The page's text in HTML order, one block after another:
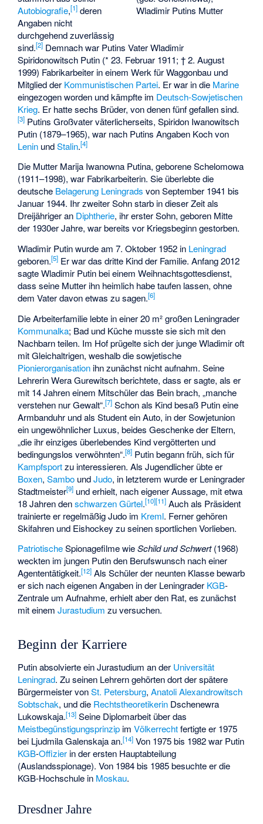
Wladimir Putins Mutter
Autobiografie,[1] deren
Angaben nicht
durchgehend zuverlässig
sind.[2] Demnach war Putins Vater Wladimir
Spiridonowitsch Putin (* 23. Februar 1911; † 2. August
1999) Fabrikarbeiter in einem Werk für Waggonbau und
Mitglied der Kommunistischen Partei. Er war in die Marine
eingezogen worden und kämpfte im Deutsch-Sowjetischen
Krieg. Er hatte sechs Brüder, von denen fünf gefallen sind.
[3] Putins Großvater väterlicherseits, Spiridon Iwanowitsch
Putin (1879–1965), war nach Putins Angaben Koch von
Lenin undStalin.[4]
Die Mutter Marija Iwanowna Putina, geborene Schelomowa
(1911–1998), war Fabrikarbeiterin. Sie überlebte die
deutsche Belagerung Leningrads von September 1941 bis
Januar 1944. Ihr zweiter Sohn starb in dieser Zeit als
Dreijähriger an Diphtherie, ihr erster Sohn, geboren Mitte
der 1930er Jahre, war bereits vor Kriegsbeginn gestorben.
Wladimir Putin wurde am 7. Oktober 1952 in Leningrad
geboren.[5] Er war das dritte Kind der Familie. Anfang 2012
sagte Wladimir Putin bei einem Weihnachtsgottesdienst,
dass seine Mutter ihn heimlich habe taufen lassen, ohne
dem Vater davon etwas zu sagen.[6]
Die Arbeiterfamilie lebte in einer 20 m² großen Leningrader
Kommunalka; Bad und Küche musste sie sich mit den
Nachbarn teilen. Im Hof prügelte sich der junge Wladimir oft
mit Gleichaltrigen, weshalb die sowjetische
Pionierorganisation ihn zunächst nicht aufnahm. Seine
LehrerinWera Gurewitschberichtete, dass er sagte, als er
mit 14 Jahren einem Mitschüler das Bein brach, „manche
verstehen nur Gewalt“.[7] Schon als Kind besaß Putin eine
Armbanduhr und als Student ein Auto, in der Sowjetunion
ein ungewöhnlicher Luxus, beides Geschenke der Eltern,
„die ihr einziges überlebendes Kind vergötterten und
bedingungslos verwöhnten“.[8] Putin begann früh, sich für
Kampfsportzu interessieren. Als Jugendlicher übte er
Boxen,Sambo undJudo, in letzterem wurde er Leningrader
Stadtmeister[9] und erhielt, nach eigener Aussage, mit etwa
18 Jahren denschwarzen Gürtel.[10][11] Auch als Präsident
trainierte er regelmäßig Judo im Kreml. Ferner gehören
Skifahren und Eishockey zu seinen sportlichen Vorlieben.
PatriotischeSpionagefilme wieSchild und Schwert(1968)
weckten im jungen Putin den Berufswunsch nach einer
Agententätigkeit.[12] Als Schüler der neunten Klasse bewarb
er sich nach eigenen Angaben in der Leningrader KGB-
Zentrale um Aufnahme, erhielt aber den Rat, es zunächst
mit einemJurastudium zu versuchen.
Beginn der Karriere
Putin absolvierte ein Jurastudium an der Universität
Leningrad. Zu seinen Lehrern gehörten dort der spätere
Bürgermeister vonSt. Petersburg,Anatoli Alexandrowitsch
Sobtschak, und die Rechtstheoretikerin Dschenewra
Lukowskaja.[13] Seine Diplomarbeit über das
Meistbegünstigungsprinzip imVölkerrechtfertigte er 1975
bei Ljudmila Galenskajaan.[14] Von 1975 bis 1982 war Putin
KGB-Offizier in der ersten Hauptabteilung
(Auslandsspionage). Von 1984 bis 1985 besuchte er die
KGB-Hochschule in Moskau.
Dresdner Jahre